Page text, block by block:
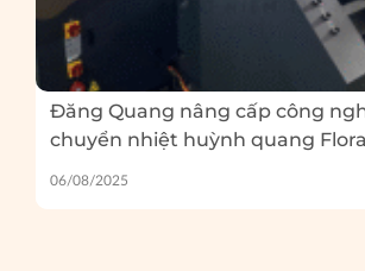
Đăng Quang nâng cấp công
chuyển nhiệt huỳnh quang
06/08/2025